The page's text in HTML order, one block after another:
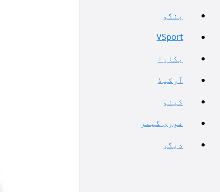
بنگو
VSport
بکارا
آرکیڈ
کینو
فوری گیمز
دیگر